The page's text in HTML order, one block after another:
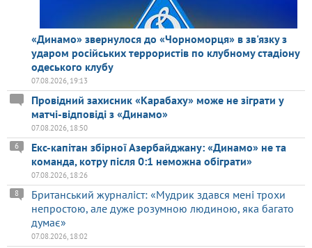
«Динамо» звернулося до «Чорноморця» в зв'язку з
ударом російських террористів по клубному стадіону
одеського клубу
07.08.2026, 19:13
Провідний захисник «Карабаху» може не зіграти у
матчі-відповіді з «Динамо»
07.08.2026, 18:50
Екс-капітан збірної Азербайджану: «Динамо» не та
команда, котру після 0:1 неможна обіграти»
6
07.08.2026, 18:26
Британський журналіст: «Мудрик здався мені трохи
непростою, але дуже розумною людиною, яка багато
думає»
8
07.08.2026, 18:02